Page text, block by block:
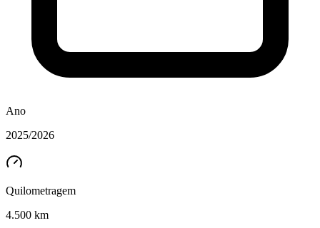
Ano
2025/2026
Quilometragem
4.500 km